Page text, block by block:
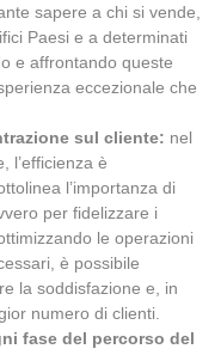
sapere a chi si vende,
Paesi e a determinati
e affrontando queste
eccezionale che
sul cliente: nel
l’efficienza è
l’importanza di
per fidelizzare i
le operazioni
è possibile
la soddisfazione e, in
numero di clienti.
fase del percorso del